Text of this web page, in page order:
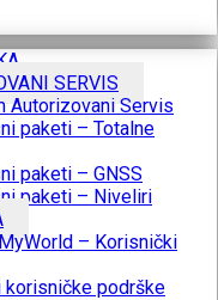
SERVIS
Autorizovani Servis
paketi – Totalne
paketi – GNSS
paketi – Niveliri
– Korisnički
korisničke podrške